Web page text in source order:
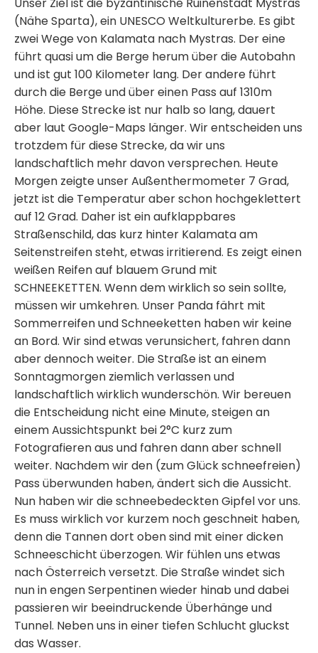
(Nähe Sparta), ein UNESCO Weltkulturerbe. Es gibt
zwei Wege von Kalamata nach Mystras. Der eine
führt quasi um die Berge herum über die Autobahn
und ist gut 100 Kilometer lang. Der andere führt
durch die Berge und über einen Pass auf 1310m
Höhe. Diese Strecke ist nur halb so lang, dauert
aber laut Google-Maps länger. Wir entscheiden uns
trotzdem für diese Strecke, da wir uns
landschaftlich mehr davon versprechen. Heute
Morgen zeigte unser Außenthermometer 7 Grad,
jetzt ist die Temperatur aber schon hochgeklettert
auf 12 Grad. Daher ist ein aufklappbares
Straßenschild, das kurz hinter Kalamata am
Seitenstreifen steht, etwas irritierend. Es zeigt einen
weißen Reifen auf blauem Grund mit
SCHNEEKETTEN. Wenn dem wirklich so sein sollte,
müssen wir umkehren. Unser Panda fährt mit
Sommerreifen und Schneeketten haben wir keine
an Bord. Wir sind etwas verunsichert, fahren dann
aber dennoch weiter. Die Straße ist an einem
Sonntagmorgen ziemlich verlassen und
landschaftlich wirklich wunderschön. Wir bereuen
die Entscheidung nicht eine Minute, steigen an
einem Aussichtspunkt bei 2°C kurz zum
Fotografieren aus und fahren dann aber schnell
weiter. Nachdem wir den (zum Glück schneefreien)
Pass überwunden haben, ändert sich die Aussicht.
Nun haben wir die schneebedeckten Gipfel vor uns.
Es muss wirklich vor kurzem noch geschneit haben,
denn die Tannen dort oben sind mit einer dicken
Schneeschicht überzogen. Wir fühlen uns etwas
nach Österreich versetzt. Die Straße windet sich
nun in engen Serpentinen wieder hinab und dabei
passieren wir beeindruckende Überhänge und
Tunnel. Neben uns in einer tiefen Schlucht gluckst
das Wasser.